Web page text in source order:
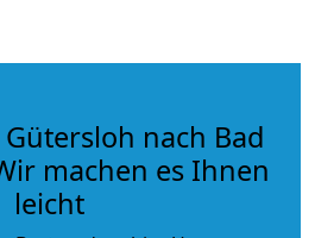
nach Bad
machen es Ihnen
leicht